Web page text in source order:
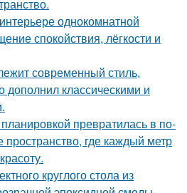
однокомнатной
спокойствия, лёгкости и
современный стиль,
дополнил классическими и
превратилась в по-
где каждый метр
круглого стола из